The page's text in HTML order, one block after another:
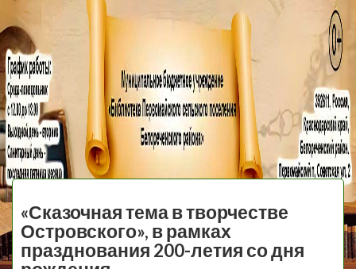
МБУ Библиотека
Первомайского
Сельского
Поселения
«Сказочная тема в творчестве
Островского», в рамках
празднования 200-летия со дня